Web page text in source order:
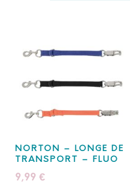
NORTON – LONGE DE
TRANSPORT – FLUO
9,99 €